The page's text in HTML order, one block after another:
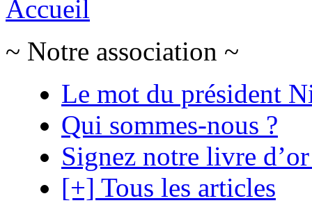
Accueil
~ Notre association ~
Le mot du président
Qui sommes-nous ?
Signez notre livre
[+] Tous les articles